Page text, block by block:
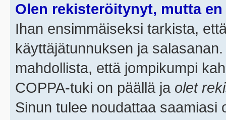
Olen rekisteröitynyt, mutta
Ihan ensimmäiseksi tarkista,
käyttäjätunnuksen ja
mahdollista, että jompikumpi
COPPA-tuki on päällä ja olet
Sinun tulee noudattaa saamiasi